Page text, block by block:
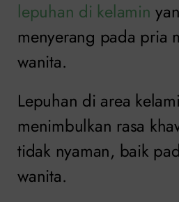
lepuhan di kelamin
menyerang pada pria
wanita.
Lepuhan di area
menimbulkan rasa
tidak nyaman, baik
wanita.